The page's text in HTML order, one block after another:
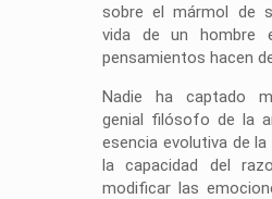
sobre el mármol de
vida de un hombre
pensamientos hacen
Nadie ha captado
genial filósofo de la
esencia evolutiva de
la capacidad del
modificar las